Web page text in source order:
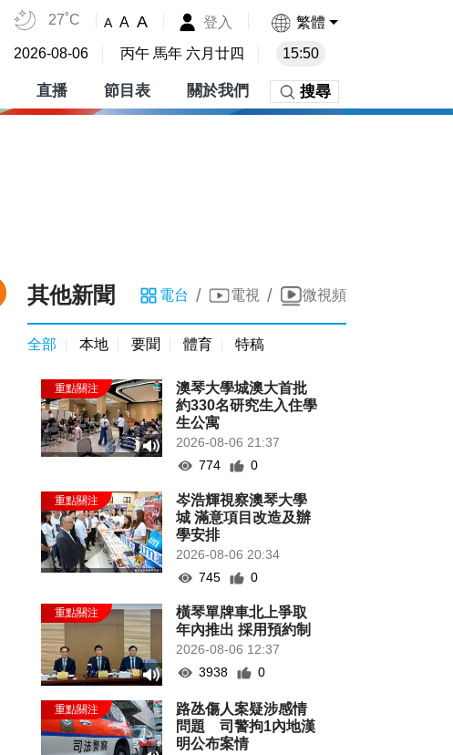
27˚C A A A 登入 繁體
2026-08-06 丙午 馬年 六月廿四 15:50
直播 節目表 關於我們 搜尋
其他新聞 電台 / 電視 / 微視頻
全部 本地 要聞 體育 特稿
澳琴大學城澳大首批
約330名研究生入住學
生公寓
2026-08-06 21:37
774
0
岑浩輝視察澳琴大學
城 滿意項目改造及辦
學安排
2026-08-06 20:34
745
0
橫琴單牌車北上爭取
年內推出 採用預約制
2026-08-06 12:37
3938
0
路氹傷人案疑涉感情
問題 司警拘1內地漢
明公布案情